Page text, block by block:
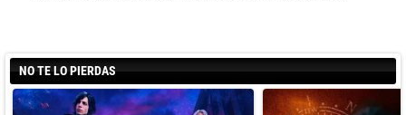
NO TE LO PIERDAS